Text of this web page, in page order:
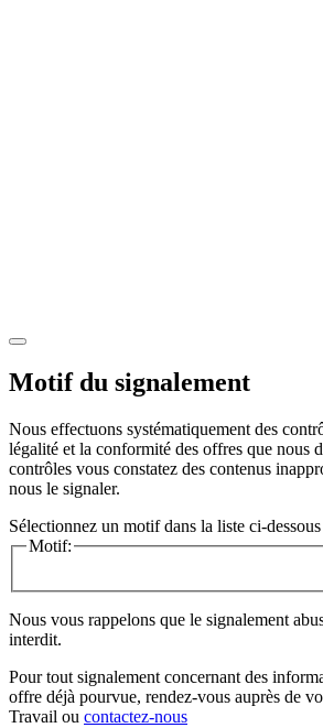
Motif du signalement
Nous effectuons systématiquement des
légalité et la conformité des offres que nous
contrôles vous constatez des contenus
nous le signaler.
Sélectionnez un motif dans la liste ci-dessous
Motif:
Nous vous rappelons que le signalement
interdit.
Pour tout signalement concernant des
offre déjà pourvue, rendez-vous auprès de
Travail ou contactez-nous